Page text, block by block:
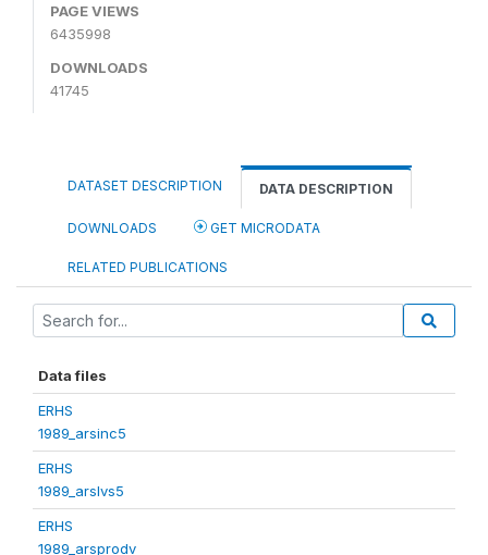
PAGE VIEWS
6435998
DOWNLOADS
41745
DATASET DESCRIPTION DATA DESCRIPTION
DOWNLOADS GET MICRODATA
RELATED PUBLICATIONS
Data files
ERHS
1989_arsinc5
ERHS
1989_arslvs5
ERHS
1989_arsprodv